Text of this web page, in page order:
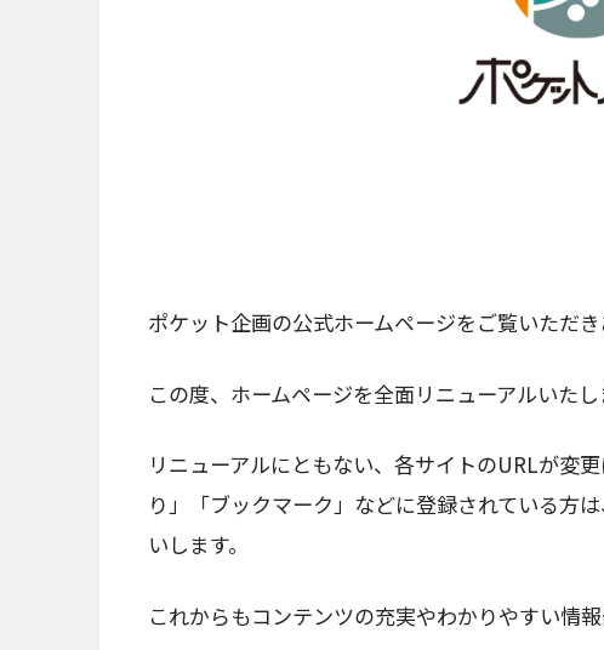
ポケット企画の公式ホームページをご覧いただき
この度、ホームページを全面リニューアルいたし
リニューアルにともない、各サイトのURLが変
り」「ブックマーク」などに登録されている方
いします。
これからもコンテンツの充実やわかりやすい情報